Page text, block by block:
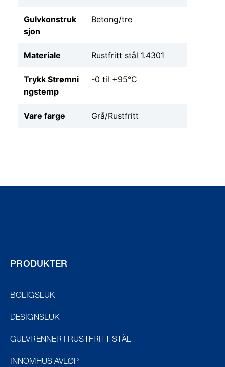
Gulvkonstruk
sjon
Betong/tre
Materiale Rustfritt stål 1.4301
Trykk Strømni
ngstemp
-0 til +95°C
Vare farge Grå/Rustfritt
PRODUKTER
BOLIGSLUK
DESIGNSLUK
GULVRENNER I RUSTFRITT STÅL
INNOMHUS AVLØP